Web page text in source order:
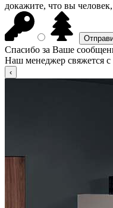
докажите, что вы
Спасибо за Ваше
Наш менеджер свяжется